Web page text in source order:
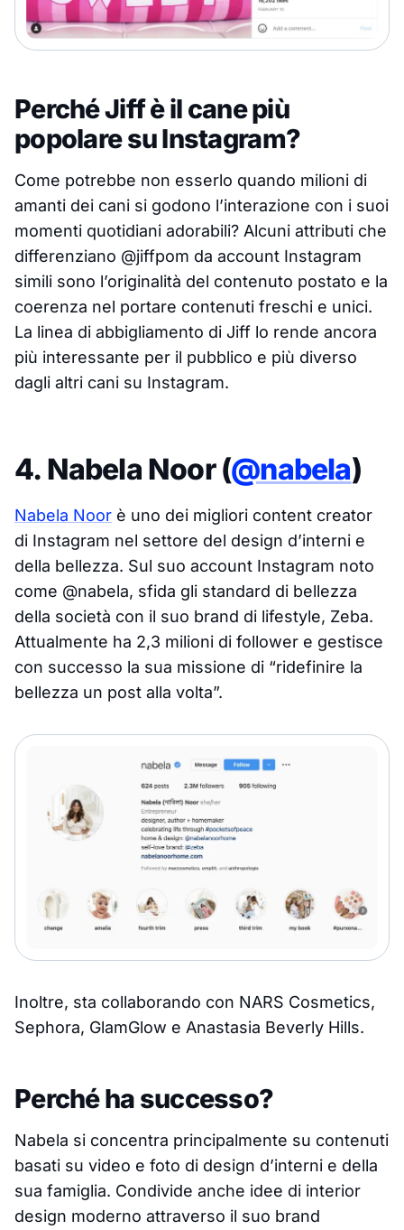
Perché Jiff è il cane più
popolare su Instagram?
Come potrebbe non esserlo quando milioni di
amanti dei cani si godono l’interazione con i suoi
momenti quotidiani adorabili? Alcuni attributi che
differenziano @jiffpom da account Instagram
simili sono l’originalità del contenuto postato e la
coerenza nel portare contenuti freschi e unici.
La linea di abbigliamento di Jiff lo rende ancora
più interessante per il pubblico e più diverso
dagli altri cani su Instagram.
4. Nabela Noor (@nabela)
Nabela Noor è uno dei migliori content creator
di Instagram nel settore del design d’interni e
della bellezza. Sul suo account Instagram noto
come @nabela, sfida gli standard di bellezza
della società con il suo brand di lifestyle, Zeba.
Attualmente ha 2,3 milioni di follower e gestisce
con successo la sua missione di “ridefinire la
bellezza un post alla volta”.
Inoltre, sta collaborando con NARS Cosmetics,
Sephora, GlamGlow e Anastasia Beverly Hills.
Perché ha successo?
Nabela si concentra principalmente su contenuti
basati su video e foto di design d’interni e della
sua famiglia. Condivide anche idee di interior
design moderno attraverso il suo brand